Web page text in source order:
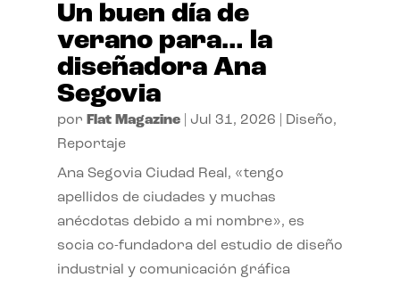
Un buen día de
verano para… la
diseñadora Ana
Segovia
por Flat Magazine| Jul 31, 2026 Diseño,
Reportaje
Ana Segovia Ciudad Real, «tengo
apellidos de ciudades y muchas
anécdotas debido a mi nombre», es
socia co-fundadora del estudio de diseño
industrial y comunicación gráfica